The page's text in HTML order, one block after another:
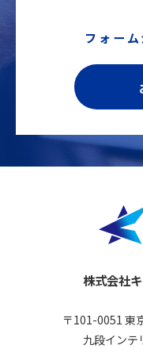
フォー
株式会社
〒101-0051 東
九段インテ